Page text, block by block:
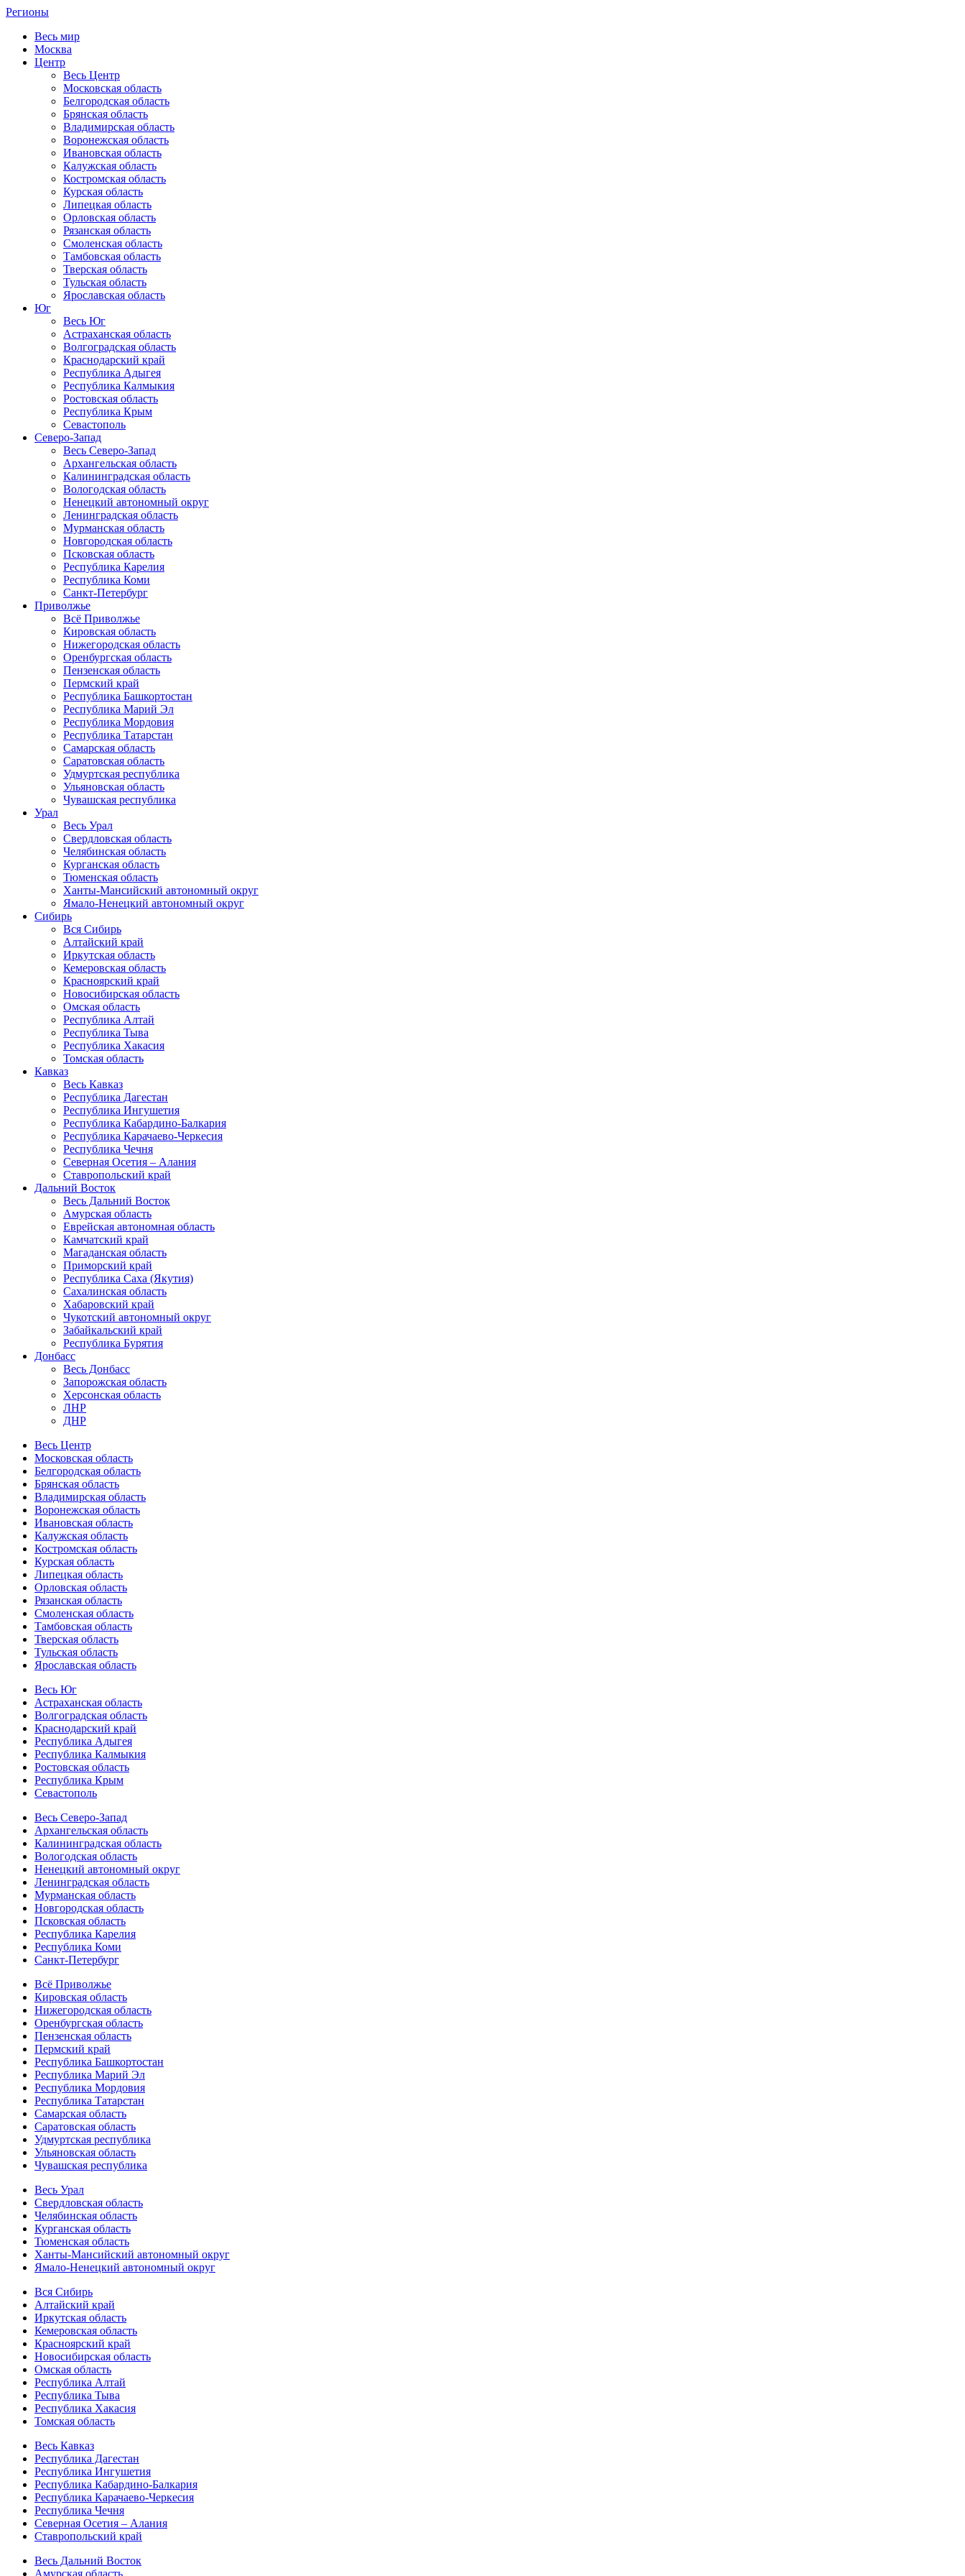
Регионы
Весь мир
Москва
Центр
Весь Центр
Московская область
Белгородская область
Брянская область
Владимирская область
Воронежская область
Ивановская область
Калужская область
Костромская область
Курская область
Липецкая область
Орловская область
Рязанская область
Смоленская область
Тамбовская область
Тверская область
Тульская область
Ярославская область
Юг
Весь Юг
Астраханская область
Волгоградская область
Краснодарский край
Республика Адыгея
Республика Калмыкия
Ростовская область
Республика Крым
Севастополь
Северо-Запад
Весь Северо-Запад
Архангельская область
Калининградская область
Вологодская область
Ненецкий автономный округ
Ленинградская область
Мурманская область
Новгородская область
Псковская область
Республика Карелия
Республика Коми
Санкт-Петербург
Приволжье
Всё Приволжье
Кировская область
Нижегородская область
Оренбургская область
Пензенская область
Пермский край
Республика Башкортостан
Республика Марий Эл
Республика Мордовия
Республика Татарстан
Самарская область
Саратовская область
Удмуртская республика
Ульяновская область
Чувашская республика
Урал
Весь Урал
Свердловская область
Челябинская область
Курганская область
Тюменская область
Ханты-Мансийский автономный округ
Ямало-Ненецкий автономный округ
Сибирь
Вся Сибирь
Алтайский край
Иркутская область
Кемеровская область
Красноярский край
Новосибирская область
Омская область
Республика Алтай
Республика Тыва
Республика Хакасия
Томская область
Кавказ
Весь Кавказ
Республика Дагестан
Республика Ингушетия
Республика Кабардино-Балкария
Республика Карачаево-Черкесия
Республика Чечня
Северная Осетия – Алания
Ставропольский край
Дальний Восток
Весь Дальний Восток
Амурская область
Еврейская автономная область
Камчатский край
Магаданская область
Приморский край
Республика Саха (Якутия)
Сахалинская область
Хабаровский край
Чукотский автономный округ
Забайкальский край
Республика Бурятия
Донбасс
Весь Донбасс
Запорожская область
Херсонская область
ЛНР
ДНР
Весь Центр
Московская область
Белгородская область
Брянская область
Владимирская область
Воронежская область
Ивановская область
Калужская область
Костромская область
Курская область
Липецкая область
Орловская область
Рязанская область
Смоленская область
Тамбовская область
Тверская область
Тульская область
Ярославская область
Весь Юг
Астраханская область
Волгоградская область
Краснодарский край
Республика Адыгея
Республика Калмыкия
Ростовская область
Республика Крым
Севастополь
Весь Северо-Запад
Архангельская область
Калининградская область
Вологодская область
Ненецкий автономный округ
Ленинградская область
Мурманская область
Новгородская область
Псковская область
Республика Карелия
Республика Коми
Санкт-Петербург
Всё Приволжье
Кировская область
Нижегородская область
Оренбургская область
Пензенская область
Пермский край
Республика Башкортостан
Республика Марий Эл
Республика Мордовия
Республика Татарстан
Самарская область
Саратовская область
Удмуртская республика
Ульяновская область
Чувашская республика
Весь Урал
Свердловская область
Челябинская область
Курганская область
Тюменская область
Ханты-Мансийский автономный округ
Ямало-Ненецкий автономный округ
Вся Сибирь
Алтайский край
Иркутская область
Кемеровская область
Красноярский край
Новосибирская область
Омская область
Республика Алтай
Республика Тыва
Республика Хакасия
Томская область
Весь Кавказ
Республика Дагестан
Республика Ингушетия
Республика Кабардино-Балкария
Республика Карачаево-Черкесия
Республика Чечня
Северная Осетия – Алания
Ставропольский край
Весь Дальний Восток
Амурская область